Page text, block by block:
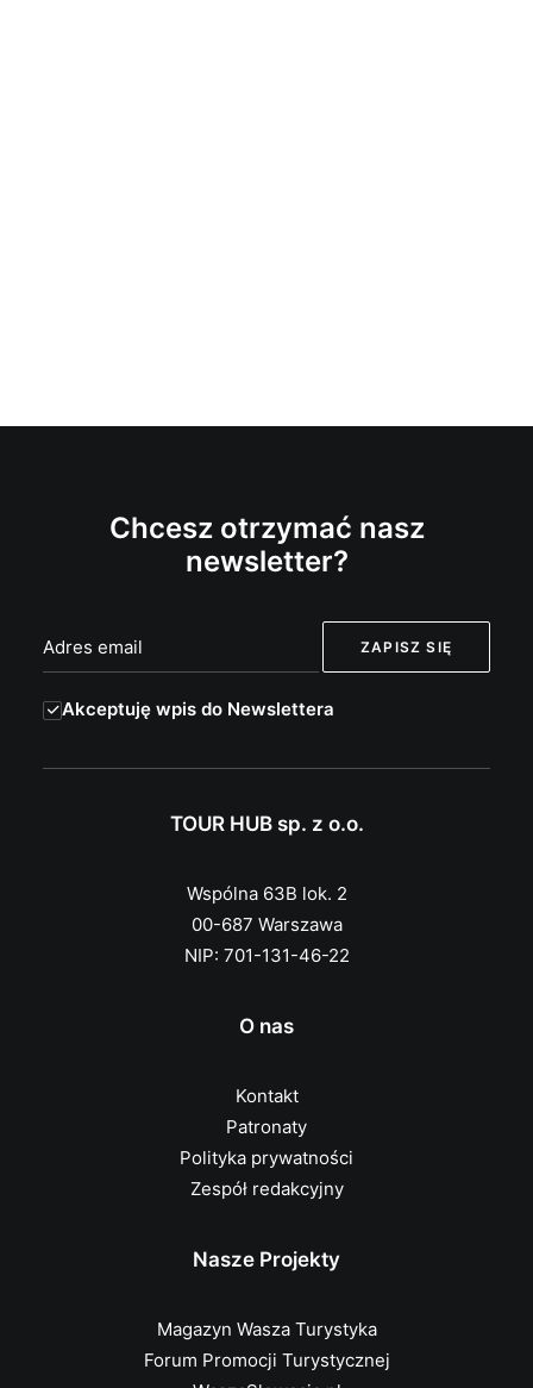
Chcesz otrzymać nasz
newsletter?
Akceptuję wpis do Newslettera
TOUR HUB sp. z o.o.
Wspólna 63B lok. 2
00-687 Warszawa
NIP: 701-131-46-22
O nas
Kontakt
Patronaty
Polityka prywatności
Zespół redakcyjny
Nasze Projekty
Magazyn Wasza Turystyka
Forum Promocji Turystycznej